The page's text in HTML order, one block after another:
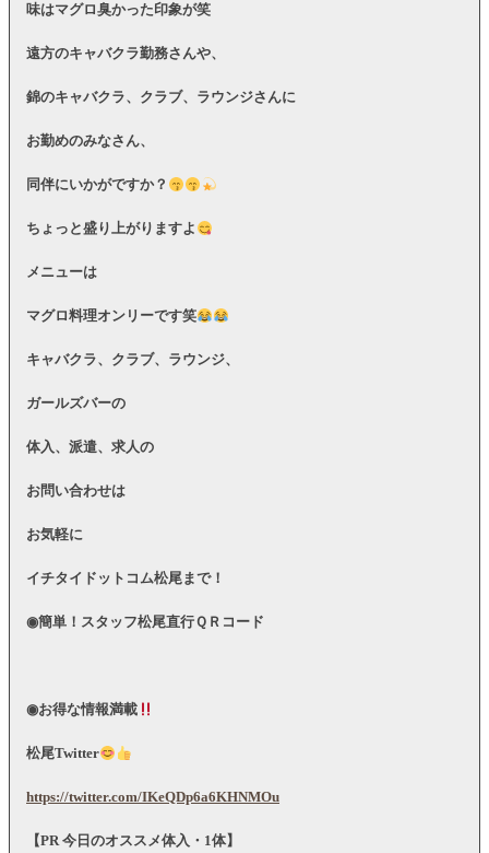
味はマグロ臭かった印象が笑
遠方のキャバクラ勤務さんや、
錦のキャバクラ、クラブ、ラウンジさんに
お勤めのみなさん、
同伴にいかがですか？
ちょっと盛り上がりますよ
メニューは
マグロ料理オンリーです笑
キャバクラ、クラブ、ラウンジ、
ガールズバーの
体入、派遣、求人の
お問い合わせは
お気軽に
イチタイドットコム松尾まで！
◉簡単！スタッフ松尾直行ＱＲコード
◉お得な情報満載
松尾Twitter
https://twitter.com/IKeQDp6a6KHNMOu
【PR今日のオススメ体入・ 1体】